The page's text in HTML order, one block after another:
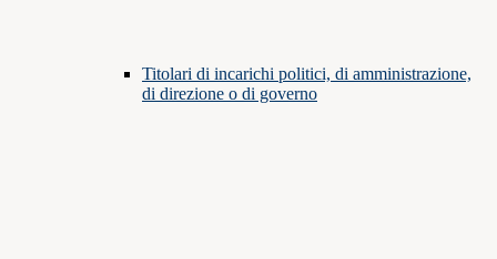
Titolari di incarichi politici, di amministrazione,
di direzione o di governo